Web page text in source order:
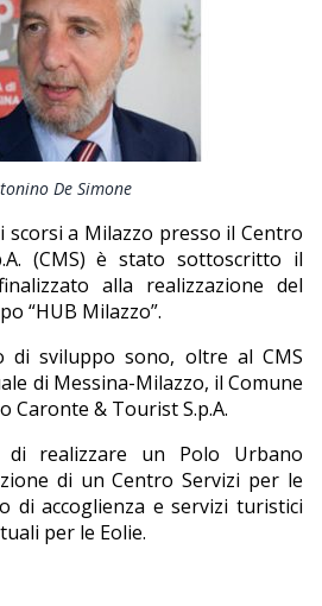
De Simone
scorsi a Milazzo presso il Centro
(CMS) è stato sottoscritto il
alla realizzazione del
“HUB Milazzo”.
di sviluppo sono, oltre al CMS
di Messina-Milazzo, il Comune
Caronte & Tourist S.p.A.
di realizzare un Polo Urbano
di un Centro Servizi per le
di accoglienza e servizi turistici
per le Eolie.